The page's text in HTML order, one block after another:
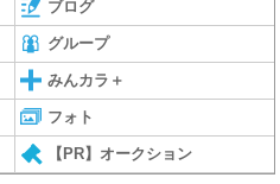
ブログ
グループ
みんカラ＋
フォト
【PR】オークション